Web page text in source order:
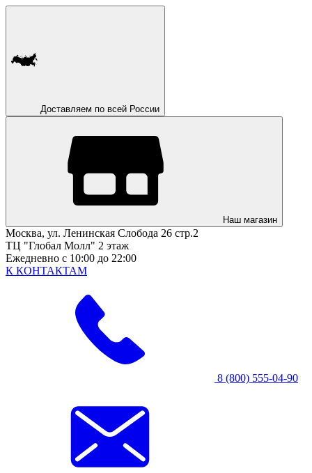
Доставляем по всей России
Наш магазин
Москва, ул. Ленинская Слобода 26 стр.2
ТЦ "Глобал Молл" 2 этаж
Ежедневно с 10:00 до 22:00
К КОНТАКТАМ
8 (800) 555-04-90